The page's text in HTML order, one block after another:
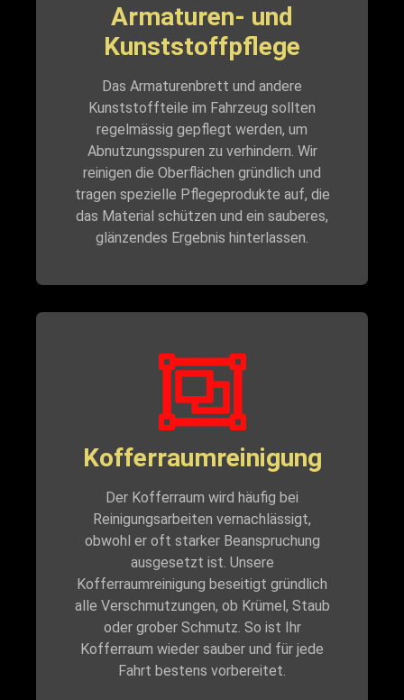
Armaturen- und
Kunststoffpflege
Das Armaturenbrett und andere
Kunststoffteile im Fahrzeug sollten
regelmässig gepflegt werden, um
Abnutzungsspuren zu verhindern. Wir
reinigen die Oberflächen gründlich und
tragen spezielle Pflegeprodukte auf, die
das Material schützen und ein sauberes,
glänzendes Ergebnis hinterlassen.
Kofferraumreinigung
Der Kofferraum wird häufig bei
Reinigungsarbeiten vernachlässigt,
obwohl er oft starker Beanspruchung
ausgesetzt ist. Unsere
Kofferraumreinigung beseitigt gründlich
alle Verschmutzungen, ob Krümel, Staub
oder grober Schmutz. So ist Ihr
Kofferraum wieder sauber und für jede
Fahrt bestens vorbereitet.